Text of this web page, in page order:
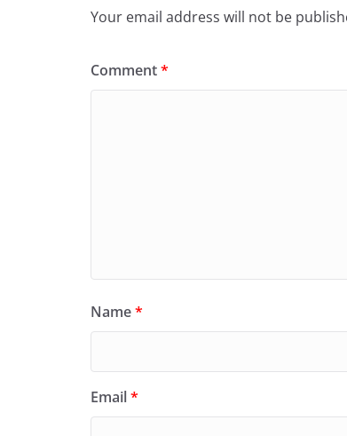
Your email address will not be
Comment*
Name*
Email*